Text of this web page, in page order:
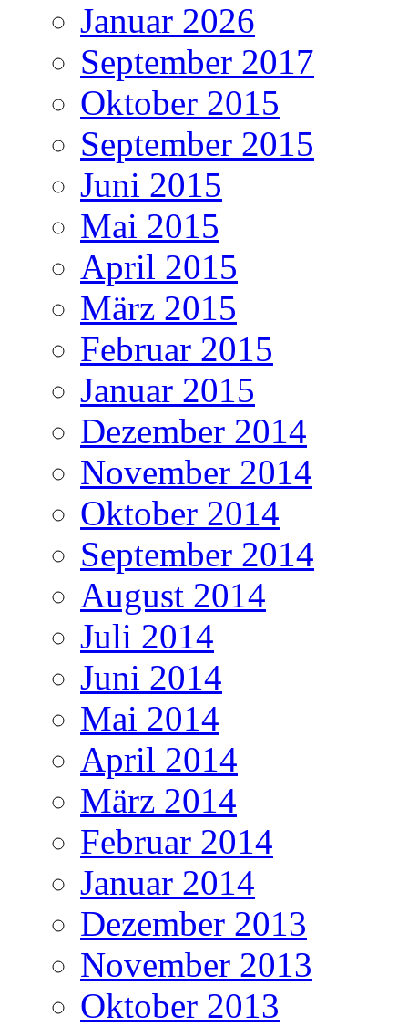
Januar 2026
September 2017
Oktober 2015
September 2015
Juni 2015
Mai 2015
April 2015
März 2015
Februar 2015
Januar 2015
Dezember 2014
November 2014
Oktober 2014
September 2014
August 2014
Juli 2014
Juni 2014
Mai 2014
April 2014
März 2014
Februar 2014
Januar 2014
Dezember 2013
November 2013
Oktober 2013